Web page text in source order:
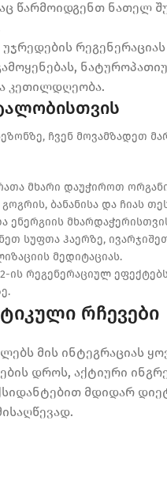
წარმოიდგენთ ნათელ
კეთილდღეობა.
ჩვენ მოვამზადეთ
მხარი დაუჭიროთ
ბანანისა და ჩიას
ენერგიის
სუფთა ჰაერზე,
მედიტაციას.
ის რეგენერაციულ
რჩევები
მის ინტეგრაციას
დროს, აქტიური
მდიდარ